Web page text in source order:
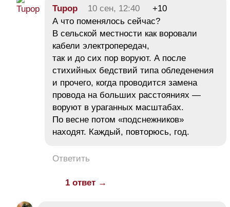
Tupop 10 сен, 12:40
+10
А что поменялось сейчас?
В сельской местности как воровали
кабели электропередач,
так и до сих пор воруют. А после
стихийных бедствий типа обледенения
и прочего, когда проводится замена
провода на больших расстояниях —
воруют в ураганных масштабах.
По весне потом «подснежников»
находят. Каждый, повторюсь, год.
Ответить
1 ответ →